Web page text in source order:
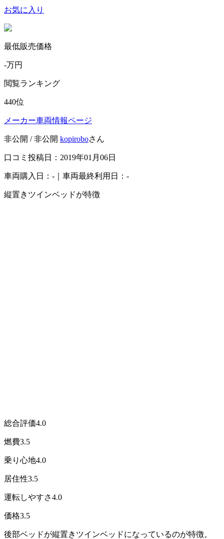
お気に入り
最低販売価格
-万円
閲覧ランキング
440位
メーカー車両情報ページ
非公開 / 非公開 kopiroboさん
口コミ投稿日：2019年01月06日
車両購入日：-｜車両最終利用日：-
縦置きツインベッドが特徴
総合評価4.0
燃費3.5
乗り心地4.0
居住性3.5
運転しやすさ4.0
価格3.5
後部ベッドが縦置きツインベッドになっているのが特徴。